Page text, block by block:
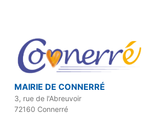
MAIRIE DE CONNERRÉ
3, rue de l'Abreuvoir
72160 Connerré